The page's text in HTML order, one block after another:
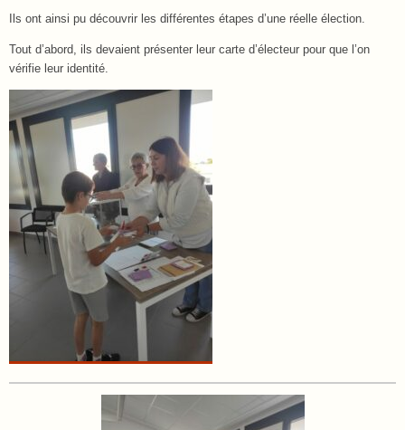
Ils ont ainsi pu découvrir les différentes étapes d’une réelle élection.
Tout d’abord, ils devaient présenter leur carte d’électeur pour que l’on
vérifie leur identité.